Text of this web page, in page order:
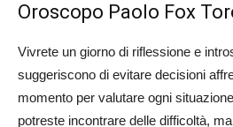
Oroscopo Paolo Fox
Vivrete un giorno di riflessione e
suggeriscono di evitare decisioni
momento per valutare ogni
potreste incontrare delle difficoltà,